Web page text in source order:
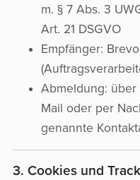
m. § 7 Abs. 3
Art. 21 DSGVO
Empfänger:
Abmeldung:
Mail oder per
genannte
3. Cookies und